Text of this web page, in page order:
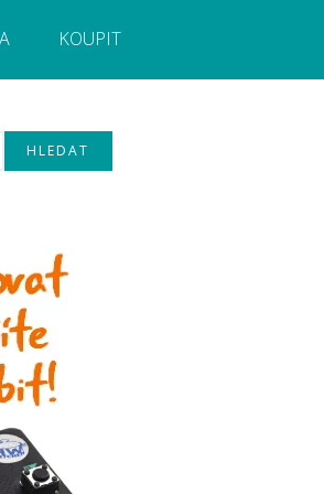
Úvod
začátečníky i pro
KOUPIT